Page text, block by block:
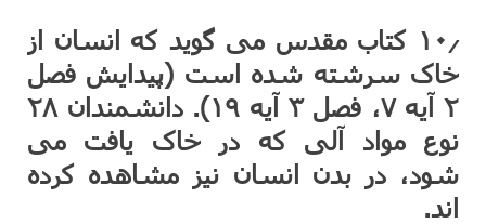
۱۰٫ کتاب مقدس می گوید که انسان از
خاک سرشته شده است (پیدایش فصل
۲ آیه ۷، فصل ۳ آیه ۱۹). دانشمندان ۲۸
نوع مواد آلی که در خاک یافت می
شود، در بدن انسان نیز مشاهده کرده
اند.